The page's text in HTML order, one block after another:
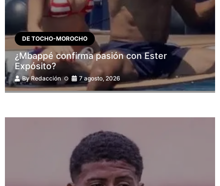
DE TOCHO-MOROCHO
¿Mbappé confirma pasión con Ester
Expósito?
ByRedacción 7 agosto, 2026